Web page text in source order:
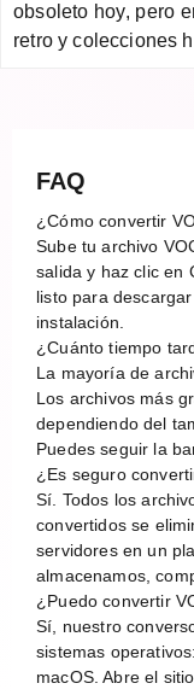
obsoleto hoy, pero
retro y colecciones
FAQ
¿Cómo convertir
Sube tu archivo
salida y haz clic en
listo para
instalación.
¿Cuánto tiempo
La mayoría de
Los archivos más
dependiendo del
Puedes seguir la
¿Es seguro
Sí. Todos los
convertidos se
servidores en un
almacenamos,
¿Puedo convertir
Sí, nuestro
sistemas
macOS. Abre el